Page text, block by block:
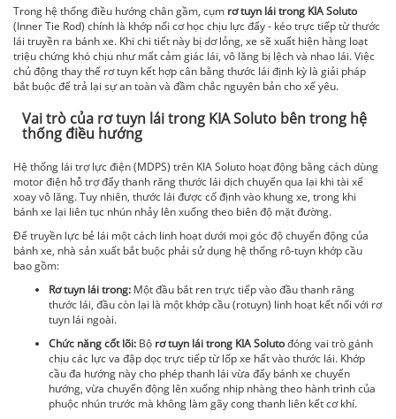
Trong hệ thống điều hướng chân gầm, cụm rơ tuyn lái trong KIA Soluto
(Inner Tie Rod) chính là khớp nối cơ học chịu lực đẩy - kéo trực tiếp từ thước
lái truyền ra bánh xe. Khi chi tiết này bị dơ lỏng, xe sẽ xuất hiện hàng loạt
triệu chứng khó chịu như mất cảm giác lái, vô lăng bị lệch và nhao lái. Việc
chủ động thay thế rơ tuyn kết hợp cân bằng thước lái định kỳ là giải pháp
bắt buộc để trả lại sự an toàn và đầm chắc nguyên bản cho xế yêu.
Vai trò của rơ tuyn lái trong KIA Soluto bên trong hệ
thống điều hướng
Hệ thống lái trợ lực điện (MDPS) trên KIA Soluto hoạt động bằng cách dùng
motor điện hỗ trợ đẩy thanh răng thước lái dịch chuyển qua lại khi tài xế
xoay vô lăng. Tuy nhiên, thước lái được cố định vào khung xe, trong khi
bánh xe lại liên tục nhún nhảy lên xuống theo biên độ mặt đường.
Để truyền lực bẻ lái một cách linh hoạt dưới mọi góc độ chuyển động của
bánh xe, nhà sản xuất bắt buộc phải sử dụng hệ thống rô-tuyn khớp cầu
bao gồm:
Rơ tuyn lái trong: Một đầu bắt ren trực tiếp vào đầu thanh răng
thước lái, đầu còn lại là một khớp cầu (rotuyn) linh hoạt kết nối với rơ
tuyn lái ngoài.
Chức năng cốt lõi: Bộ rơ tuyn lái trong KIA Solutođóng vai trò gánh
chịu các lực va đập dọc trực tiếp từ lốp xe hất vào thước lái. Khớp
cầu đa hướng này cho phép thanh lái vừa đẩy bánh xe chuyển
hướng, vừa chuyển động lên xuống nhịp nhàng theo hành trình của
phuộc nhún trước mà không làm gãy cong thanh liên kết cơ khí.